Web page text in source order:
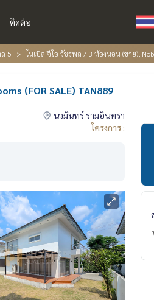
ติดต่อ
5 โนเบิล จีโอ วัชรพล / 3 ห้องนอน (ขาย),
(FOR SALE) TAN889
นวมินทร์ รามอินทรา
โครงการ :